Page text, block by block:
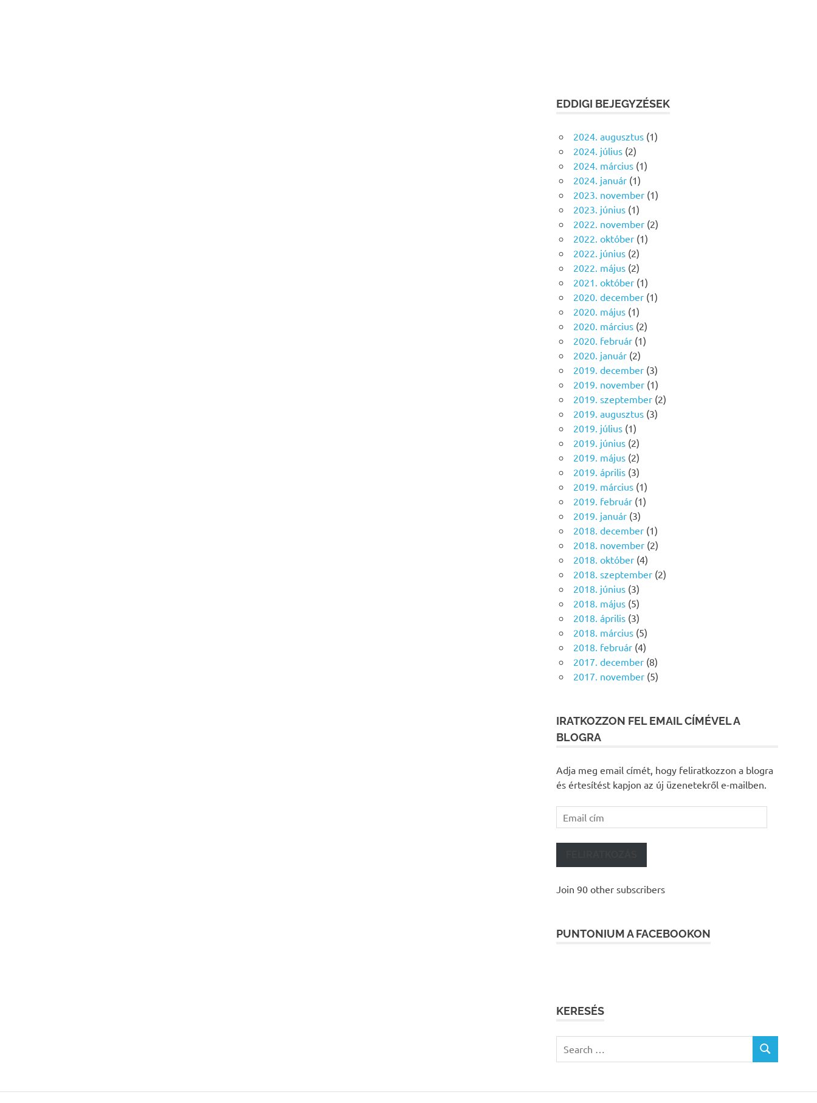
EDDIGI BEJEGYZÉSEK
2024. augusztus (1)
2024. július (2)
2024. március (1)
2024. január (1)
2023. november (1)
2023. június (1)
2022. november (2)
2022. október (1)
2022. június (2)
2022. május (2)
2021. október (1)
2020. december (1)
2020. május (1)
2020. március (2)
2020. február (1)
2020. január (2)
2019. december (3)
2019. november (1)
2019. szeptember (2)
2019. augusztus (3)
2019. július (1)
2019. június (2)
2019. május (2)
2019. április (3)
2019. március (1)
2019. február (1)
2019. január (3)
2018. december (1)
2018. november (2)
2018. október (4)
2018. szeptember (2)
2018. június (3)
2018. május (5)
2018. április (3)
2018. március (5)
2018. február (4)
2017. december (8)
2017. november (5)
IRATKOZZON FEL EMAIL CÍMÉVEL A
BLOGRA
Adja meg email címét, hogy feliratkozzon a blogra
és értesítést kapjon az új üzenetekről e-mailben.
Email
cím
Join 90 other subscribers
PUNTONIUM A FACEBOOKON
KERESÉS
for:
SEARCH